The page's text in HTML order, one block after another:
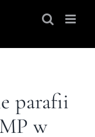
parafii
w